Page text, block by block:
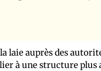
laie auprès des
à une structure